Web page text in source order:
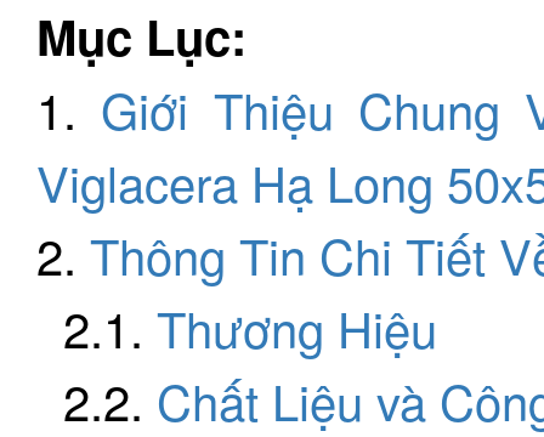
Mục Lục:
1. Giới Thiệu Chung
Viglacera Hạ Long
2. Thông Tin Chi Tiết
2.1. Thương Hiệu
2.2. Chất Liệu và